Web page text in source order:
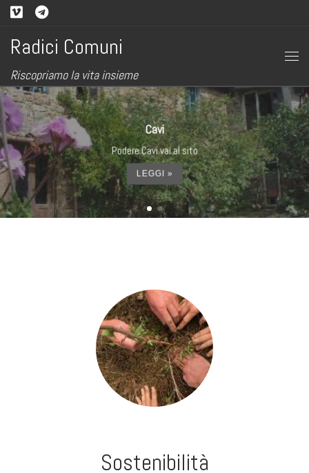
Passa al contenuto
Radici Comuni
Riscopriamo la vita insieme
Cavi
Cavi vai al sito
LEGGI »
Il
Sostenibilità